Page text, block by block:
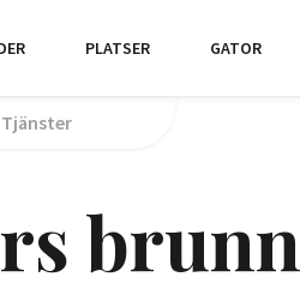
PLATSER GATOR
Tjänster
brunn